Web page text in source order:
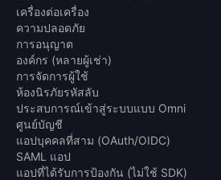
เครื่องต่อเครื่อง
ความปลอดภัย
การอนุญาต
องค์กร (หลายผู้เช่า)
การจัดการผู้ใช้
ห้องนิรภัยรหัสลับ
ประสบการณ์เข้าสู่ระบบแบบ Omni
ศูนย์บัญชี
แอปบุคคลที่สาม (OAuth/OIDC)
SAML แอป
แอปที่ได้รับการป้องกัน (ไม่ใช้ SDK)